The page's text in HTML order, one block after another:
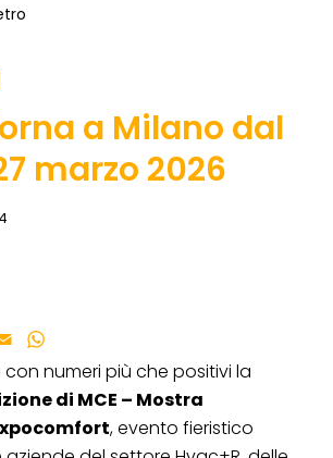
a Milano dal
marzo 2026
Email
con numeri più che positivi la
di MCE – Mostra
, evento fieristico